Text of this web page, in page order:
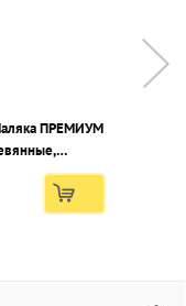
ПРЕМИУМ